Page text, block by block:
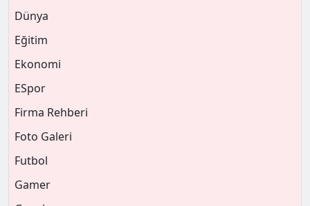
Dünya
Eğitim
Ekonomi
ESpor
Firma Rehberi
Foto Galeri
Futbol
Gamer